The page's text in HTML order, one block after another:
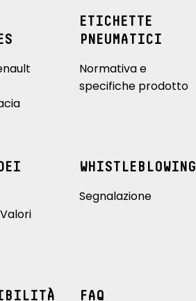
ETICHETTE
PNEUMATICI
Normativa e
specifiche prodotto
WHISTLEBLOWING
Segnalazione
FAQ